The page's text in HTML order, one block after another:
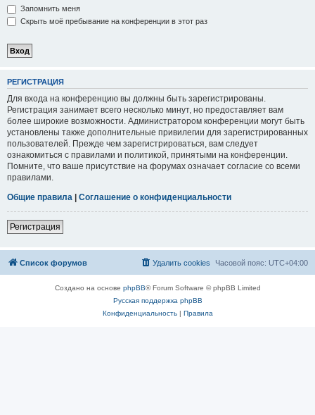
Запомнить меня
Скрыть моё пребывание на конференции в этот раз
РЕГИСТРАЦИЯ
Для входа на конференцию вы должны быть зарегистрированы.
Регистрация занимает всего несколько минут, но предоставляет вам
более широкие возможности. Администратором конференции могут быть
установлены также дополнительные привилегии для зарегистрированных
пользователей. Прежде чем зарегистрироваться, вам следует
ознакомиться с правилами и политикой, принятыми на конференции.
Помните, что ваше присутствие на форумах означает согласие со всеми
правилами.
Общие правила | Соглашение о конфиденциальности
Регистрация
Список форумов Часовой пояс: UTC+04:00
Удалить cookies
Создано на основе phpBB® Forum Software © phpBB Limited
Русская поддержка phpBB
Конфиденциальность| Правила